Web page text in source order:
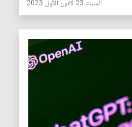
السبت 23 كانون الأول 2023